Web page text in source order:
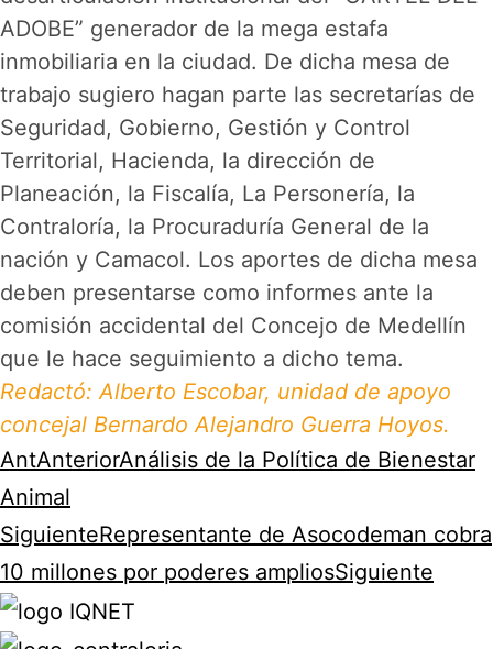
ADOBE” generador de la mega estafa
inmobiliaria en la ciudad. De dicha mesa de
trabajo sugiero hagan parte las secretarías de
Seguridad, Gobierno, Gestión y Control
Territorial, Hacienda, la dirección de
Planeación, la Fiscalía, La Personería, la
Contraloría, la Procuraduría General de la
nación y Camacol. Los aportes de dicha mesa
deben presentarse como informes ante la
comisión accidental del Concejo de Medellín
que le hace seguimiento a dicho tema.
Redactó: Alberto Escobar, unidad de apoyo
concejal Bernardo Alejandro Guerra Hoyos.
AntAnteriorAnálisis de la Política de Bienestar
Animal
SiguienteRepresentante de Asocodeman cobra
10 millones por poderes ampliosSiguiente